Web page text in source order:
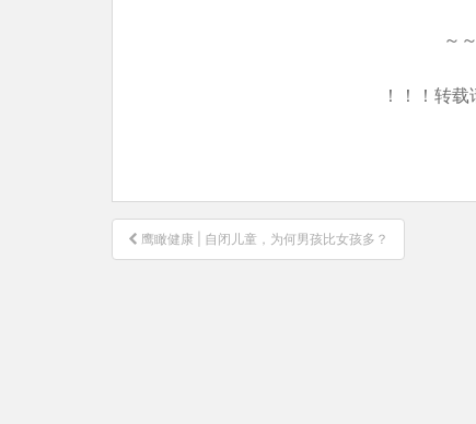
～
！！！转
文
章
鹰瞰健康 | 自闭儿童，为何男孩比女孩多？